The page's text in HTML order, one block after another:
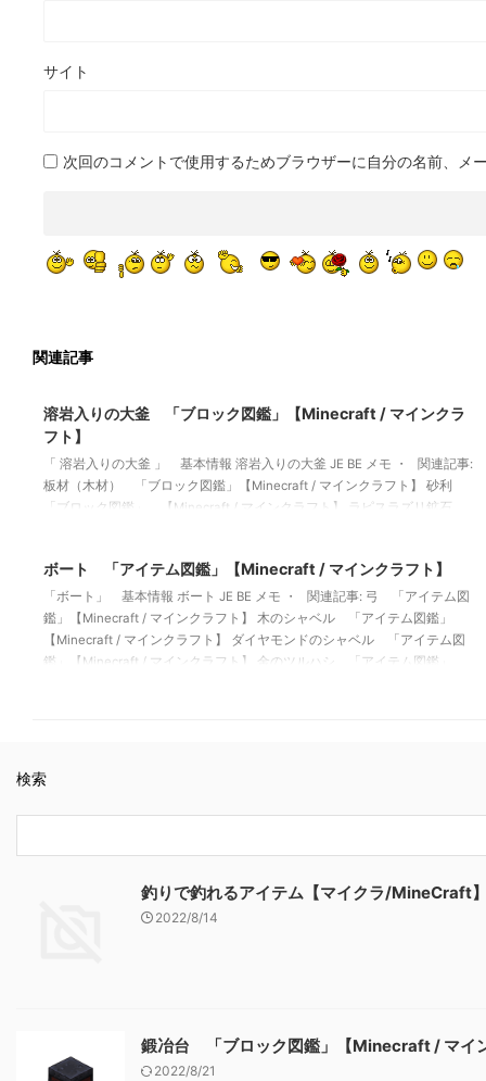
サイト
次回のコメントで使用するためブラウザーに自分の名前、メ
関連記事
溶岩入りの大釜 「ブロック図鑑」【Minecraft / マインクラ
フト】
「 溶岩入りの大釜 」 基本情報 溶岩入りの大釜 JE BE メモ ・ 関連記事:
板材（木材） 「ブロック図鑑」【Minecraft / マインクラフト】 砂利
「ブロック図鑑」 【Minecraft / マインクラフト】 ラピスラズリ鉱石
ボート 「アイテム図鑑」【Minecraft / マインクラフト】
「ボート」 基本情報 ボート JE BE メモ ・ 関連記事: 弓 「アイテム図
鑑」【Minecraft / マインクラフト】 木のシャベル 「アイテム図鑑」
【Minecraft / マインクラフト】 ダイヤモンドのシャベル 「アイテム図
鑑」【Minecraft / マインクラフト】 金のツルハシ 「アイテム図鑑」
検索
釣りで釣れるアイテム【マイクラ/MineCraft】
2022/8/14
鍛冶台 「ブロック図鑑」【Minecraft / マイン
2022/8/21